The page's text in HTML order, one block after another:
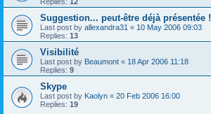
Suggestion... peut-être déjà présentée !
Last post by allexandra31 « 10 May 2006 09:03
Replies: 13
Visibilité
Last post by Beaumont « 18 Apr 2006 11:18
Replies: 9
Skype
Last post by Kaolyn « 20 Feb 2006 16:00
Replies: 19